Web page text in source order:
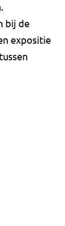
bij de
expositie